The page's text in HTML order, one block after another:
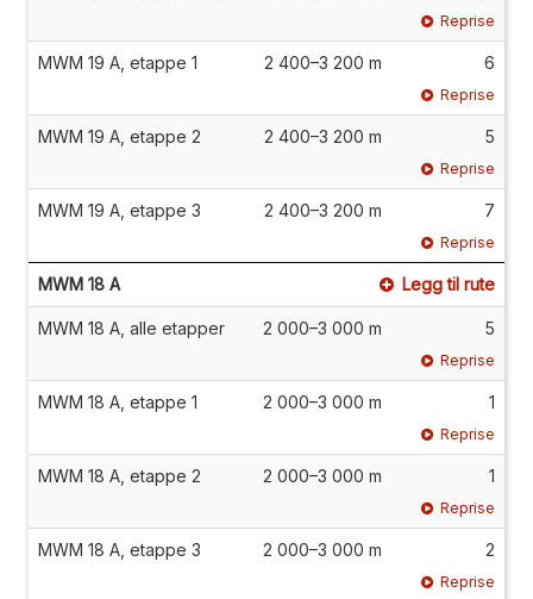
Reprise
MWM 19 A, etappe 1 2 400–3 200 m 6
Reprise
MWM 19 A, etappe 2 2 400–3 200 m 5
Reprise
MWM 19 A, etappe 3 2 400–3 200 m 7
Reprise
MWM 18 A Legg til rute
MWM 18 A, alle etapper 2 000–3 000 m 5
Reprise
MWM 18 A, etappe 1 2 000–3 000 m 1
Reprise
MWM 18 A, etappe 2 2 000–3 000 m 1
Reprise
MWM 18 A, etappe 3 2 000–3 000 m 2
Reprise